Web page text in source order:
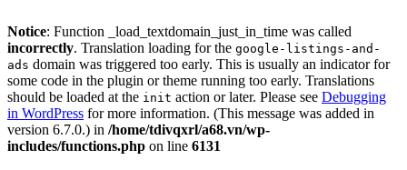
Notice: Function _load_textdomain_just_in_time was called
incorrectly. Translation loading for the google-listings-and-
ads domain was triggered too early. This is usually an indicator for
some code in the plugin or theme running too early. Translations
should be loaded at the init action or later. Please see Debugging
in WordPress for more information. (This message was added in
version 6.7.0.) in /home/tdivqxrl/a68.vn/wp-
includes/functions.php on line 6131